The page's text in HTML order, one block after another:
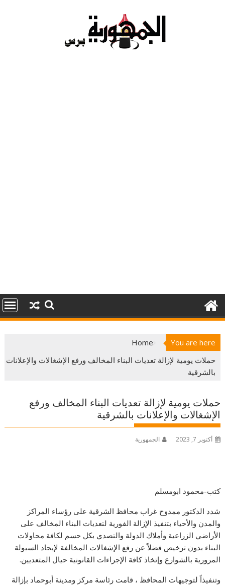
You are here
Home
حملات يومية لإزالة تعديات البناء المخالف ورفع الإشغالات والإعلانات
بالشرقية
حملات يومية لإزالة تعديات البناء المخالف ورفع
الإشغالات والإعلانات بالشرقية
أكتوبر 7, 2023 الجمهورية
كتب-محمود ابومسلم
شدد الدكتور ممدوح غراب محافظ الشرقية على رؤساء المراكز
والمدن والأحياء بتنفيذ الإزالة الفورية لتعديات البناء المخالف على
الأراضي الزراعية وأملاك الدولة والتصدي بكل حسم لكافة محاولات
البناء بدون ترخيص فضلاً عن رفع الإشغالات المخالفة لإيجاد السيولة
المرورية بالشوارع وإتخاذ كافة الإجراءات القانونية حيال المتعديين.
وتنفيذاً لتوجيهات المحافظ ، قامت رئاسة مركز ومدينة أبوحماد بإزالة